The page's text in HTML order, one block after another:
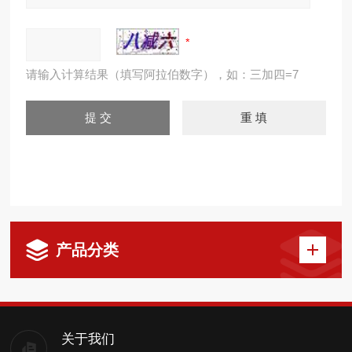
请输入计算结果（填写阿拉伯数字），如：三加四=7
产品分类
关于我们